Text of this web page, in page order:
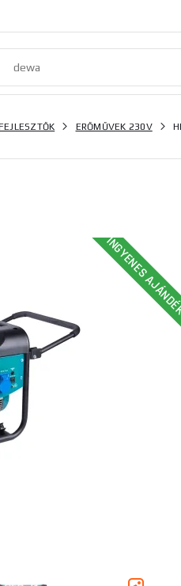
ERŐMŰVEK 230V
INGYENES